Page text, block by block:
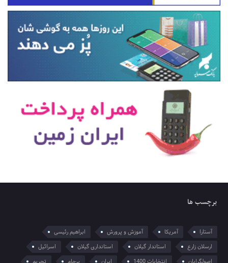
برچسب ها
آستارا آمریکا آموزش و پرورش
ابراهیم رئیسی
ارسلان زارع
استاندار گیلان استانداری گیلان
اسرائیل